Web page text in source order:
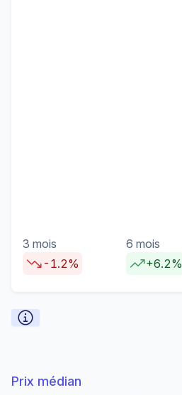
3 mois
-1.2%
6 mois
+6.2%
Prix médian